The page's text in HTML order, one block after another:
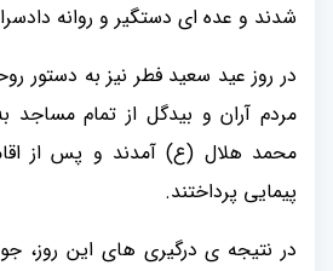
شدند و عده ای دستگیر و روانه
در روز عید سعید فطر نیز به دستور
مردم آران و بیدگل از تمام
محمد هلال (ع) آمدند و پس از
پیمایی پرداختند.
در نتیجه ی درگیری های این روز،